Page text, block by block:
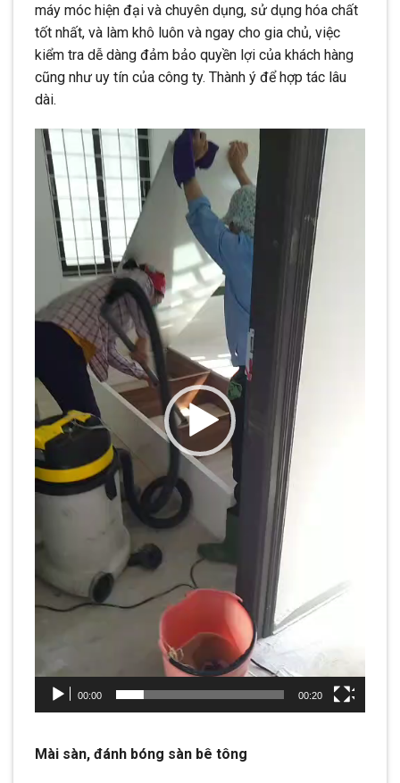
máy móc hiện đại và chuyên dụng, sử dụng hóa chất
tốt nhất, và làm khô luôn và ngay cho gia chủ, việc
kiểm tra dễ dàng đảm bảo quyền lợi của khách hàng
cũng như uy tín của công ty. Thành ý để hợp tác lâu
dài.
Trình
chơi
Video
00:00 00:20
Mài sàn, đánh bóng sàn bê tông